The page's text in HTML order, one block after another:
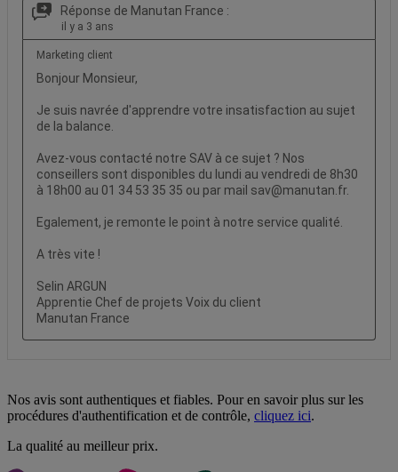
Nos avis sont authentiques et fiables. Pour en savoir plus sur les
procédures d'authentification et de contrôle, cliquez ici.
La qualité au meilleur prix.